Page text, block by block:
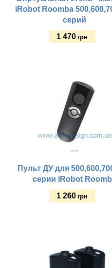
iRobot Roomba
серий
1 470 грн
Пульт ДУ для
серии iRobot
1 260 грн